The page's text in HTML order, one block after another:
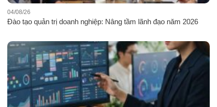
Đào tạo quản trị doanh nghiệp: Nâng tầm lãnh đạo năm 2026
04/08/26